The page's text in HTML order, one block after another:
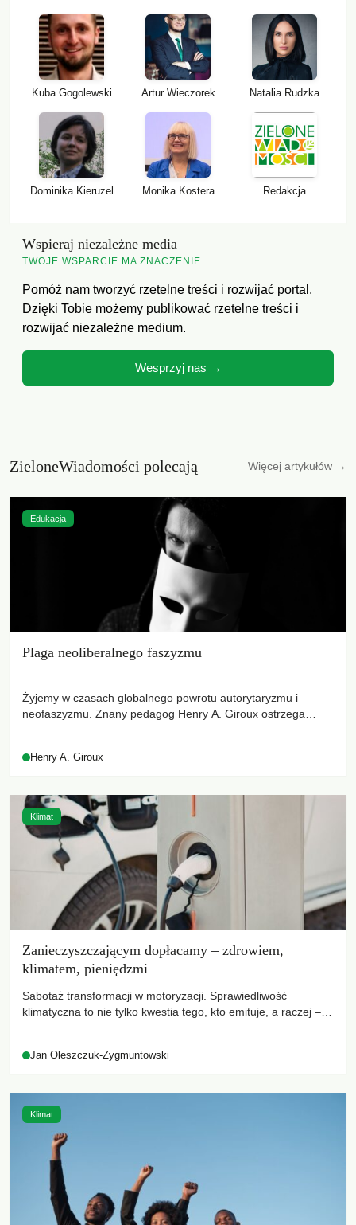
Kuba Gogolewski Artur Wieczorek Natalia Rudzka
Dominika Kieruzel Monika Kostera Redakcja
Wspieraj niezależne media
TWOJE WSPARCIE MA ZNACZENIE
Pomóż nam tworzyć rzetelne treści i rozwijać portal.
Dzięki Tobie możemy publikować rzetelne treści i
rozwijać niezależne medium.
Wesprzyj nas →
ZieloneWiadomości polecają Więcej artykułów →
Plaga neoliberalnego faszyzmu
Żyjemy w czasach globalnego powrotu autorytaryzmu i
neofaszyzmu. Znany pedagog Henry A. Giroux ostrzega
wychowają świadomych obywateli?
Henry A. Giroux
Edukacja
Zanieczyszczającym dopłacamy – zdrowiem,
klimatem, pieniędzmi
Sabotaż transformacji w motoryzacji. Sprawiedliwość
klimatyczna to nie tylko kwestia tego, kto emituje, a raczej –
Jan Oleszczuk-Zygmuntowski
Klimat
Klimat